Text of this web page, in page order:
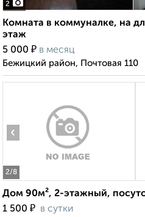
2
Комната в коммуналке, на
этаж
5 000 ₽ в месяц
Бежицкий район, Почтовая 110
2/8
‹
Дом 90м², 2-этажный,
1 500 ₽ в сутки